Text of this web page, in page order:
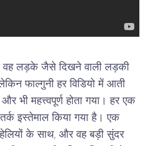
वह लड़के जैसे दिखने वाली लड़की
फाल्गुनी हर विडियो में आती
भी महत्त्वपूर्ण होता गया। हर एक
इस्तेमाल किया गया है। एक
के साथ, और वह बड़ी सुंदर